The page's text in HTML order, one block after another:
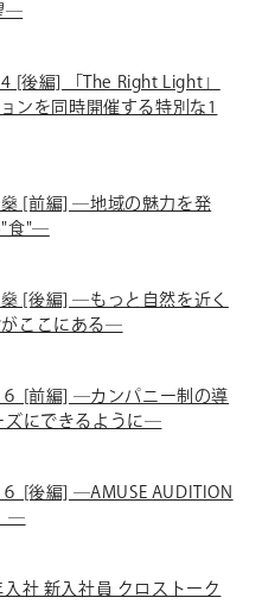
―
[後編] 「The Right Light」
ンを同時開催する特別な1
燊 [前編] ―地域の魅力を発
"食"―
[後編] ―もっと自然を近く
がここにある―
[前編] ―カンパニー制の導
ズにできるように―
[後編] ―AMUSE AUDITION
―
社 新入社員 クロストーク